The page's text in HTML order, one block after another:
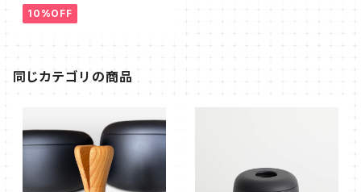
10%OFF
同じカテゴリの商品